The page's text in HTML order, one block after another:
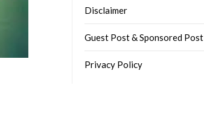
Disclaimer
Guest Post & Sponsored Post
Privacy Policy